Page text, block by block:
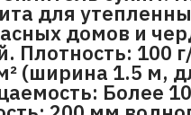
для
домов и
Плотность: 100
(ширина 1.5 м,
Более